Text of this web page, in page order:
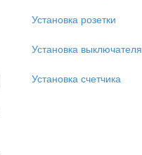
Установка розетки
Установка выключателя
Установка счетчика